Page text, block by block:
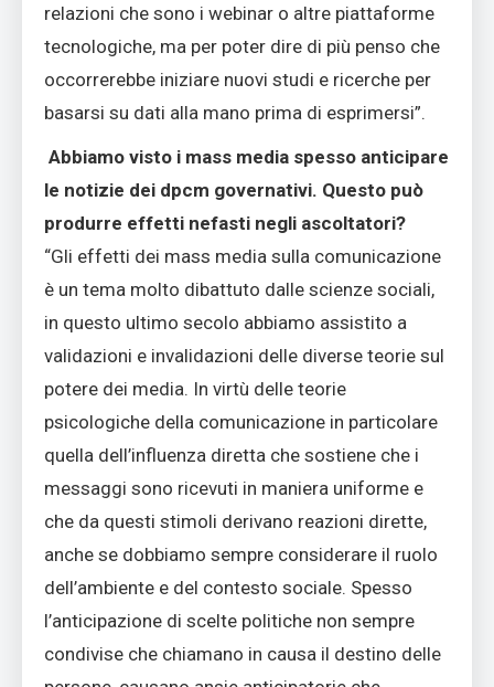
relazioni che sono i webinar o altre piattaforme
tecnologiche, ma per poter dire di più penso che
occorrerebbe iniziare nuovi studi e ricerche per
basarsi su dati alla mano prima di esprimersi”.
Abbiamo visto i mass media spesso anticipare
le notizie dei dpcm governativi. Questo può
produrre effetti nefasti negli ascoltatori?
“Gli effetti dei mass media sulla comunicazione
è un tema molto dibattuto dalle scienze sociali,
in questo ultimo secolo abbiamo assistito a
validazioni e invalidazioni delle diverse teorie sul
potere dei media. In virtù delle teorie
psicologiche della comunicazione in particolare
quella dell’influenza diretta che sostiene che i
messaggi sono ricevuti in maniera uniforme e
che da questi stimoli derivano reazioni dirette,
anche se dobbiamo sempre considerare il ruolo
dell’ambiente e del contesto sociale. Spesso
l’anticipazione di scelte politiche non sempre
condivise che chiamano in causa il destino delle